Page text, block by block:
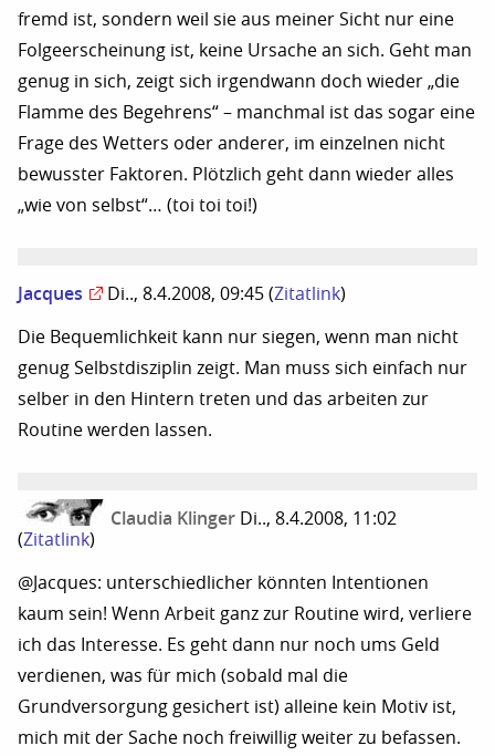
fremd ist, sondern weil sie aus meiner Sicht nur eine
Folgeerscheinung ist, keine Ursache an sich. Geht man
genug in sich, zeigt sich irgendwann doch wieder „die
Flamme des Begehrens“ – manchmal ist das sogar eine
Frage des Wetters oder anderer, im einzelnen nicht
bewusster Faktoren. Plötzlich geht dann wieder alles
„wie von selbst“… (toi toi toi!)
Jacques Di.., 8.4.2008, 09:45 (Zitatlink)
Die Bequemlichkeit kann nur siegen, wenn man nicht
genug Selbstdisziplin zeigt. Man muss sich einfach nur
selber in den Hintern treten und das arbeiten zur
Routine werden lassen.
Claudia Klinger Di.., 8.4.2008, 11:02
(Zitatlink)
@Jacques: unterschiedlicher könnten Intentionen
kaum sein! Wenn Arbeit ganz zur Routine wird, verliere
ich das Interesse. Es geht dann nur noch ums Geld
verdienen, was für mich (sobald mal die
Grundversorgung gesichert ist) alleine kein Motiv ist,
mich mit der Sache noch freiwillig weiter zu befassen.